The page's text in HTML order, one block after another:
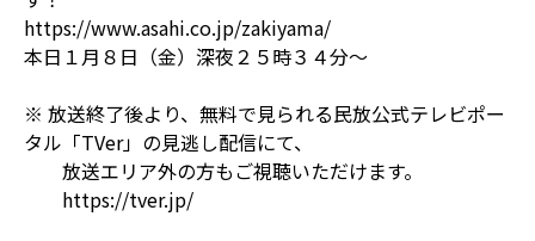
https://www.asahi.co.jp/zakiyama/
本日１月８日（金）深夜２５時３４分〜
※ 放送終了後より、無料で見られる民放公式テレビポー
タル「TVer」の見逃し配信にて、
放送エリア外の方もご視聴いただけます。
https://tver.jp/